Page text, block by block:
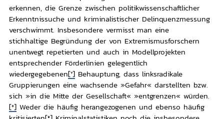
erkennen, die Grenze zwischen politikwissenschaftlicher
Erkenntnissuche und kriminalistischer Delinquenzmessung
verschwimmt. Insbesondere vermisst man eine
stichhaltige Begründung der von Extremismusforschern
unentwegt repetierten und auch in Modellprojekten
entsprechender Förderlinien gelegentlich
wiedergegebenen[7]Behauptung, dass linksradikale
Gruppierungen eine wachsende »Gefahr« darstellten bzw.
sich »in die Mitte der Gesellschaft« »entgrenzen« würden.
[8]Weder die häufig herangezogenen und ebenso häufig